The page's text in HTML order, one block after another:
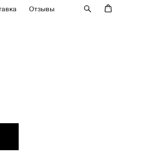
Отзывы
Отзывы